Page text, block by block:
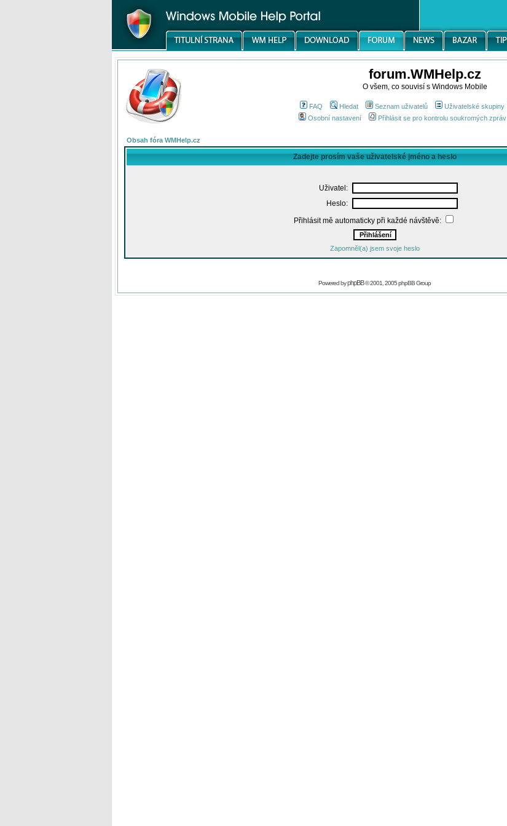
forum.WMHelp.cz
O všem, co souvisí s Windows Mobile
FAQ Hledat Seznam uživatelů Uživatelské skupiny
Osobní nastavení
Přihlásit se pro kontrolu soukromých zpráv
Obsah fóra WMHelp.cz
Zadejte prosím vaše uživatelské jméno a heslo
Uživatel:
Heslo:
Přihlásit mě automaticky při každé návštěvě:
Zapomněl(a) jsem svoje heslo
Powered byphpBB© 2001, 2005 phpBB Group